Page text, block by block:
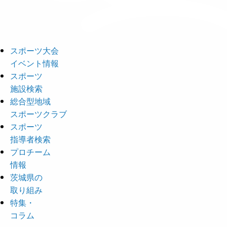
スポーツ大会
イベント情報
スポーツ
施設検索
総合型地域
スポーツクラブ
スポーツ
指導者検索
プロチーム
情報
茨城県の
取り組み
特集・
コラム